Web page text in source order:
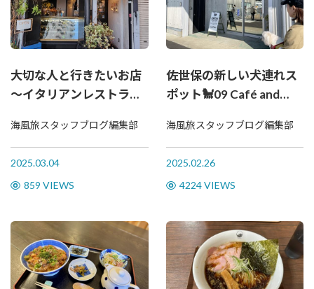
大切な人と行きたいお店
～イタリアンレストラン
海風旅スタッフブログ編集部
2025.03.04
859 VIEWS
佐世保の新しい犬連れス
ポット🐩09 Café and
た！
海風旅スタッフブログ編集部
2025.02.26
4224 VIEWS